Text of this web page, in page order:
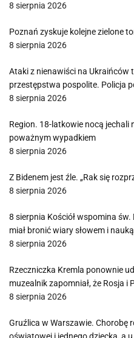
8 sierpnia 2026
Poznań zyskuje kolejne zielone
8 sierpnia 2026
Ataki z nienawiści na Ukraińców
przestępstwa pospolite. Policja
8 sierpnia 2026
Region. 18-latkowie nocą jechali
poważnym wypadkiem
8 sierpnia 2026
Z Bidenem jest źle. „Rak się
8 sierpnia 2026
8 sierpnia Kościół wspomina św.
miał bronić wiary słowem i nauką
8 sierpnia 2026
Rzeczniczka Kremla ponownie
muzealnik zapomniał, że Rosja i
8 sierpnia 2026
Gruźlica w Warszawie. Chorobę